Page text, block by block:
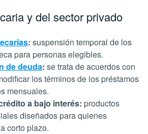
y del sector privado
: suspensión temporal de los
para personas elegibles.
de deuda: se trata de acuerdos con
los términos de los préstamos
mensuales.
a bajo interés: productos
diseñados para quienes
corto plazo.